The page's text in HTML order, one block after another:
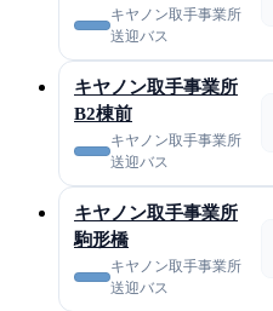
キヤノン取手事業所
送迎バス
キヤノン取手事業所
B2棟前
キヤノン取手事業所
送迎バス
キヤノン取手事業所
駒形橋
キヤノン取手事業所
送迎バス